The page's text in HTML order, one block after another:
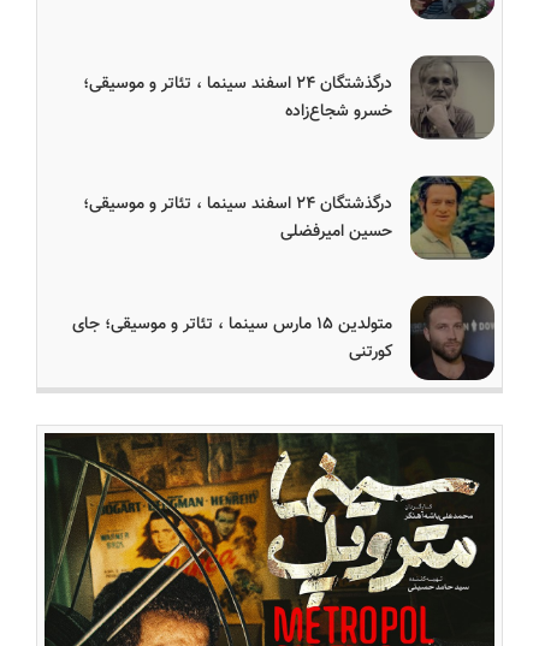
درگذشتگان ۲۴ اسفند سینما ، تئاتر و موسیقی؛
خسرو شجاع‌زاده
درگذشتگان ۲۴ اسفند سینما ، تئاتر و موسیقی؛
حسین امیرفضلی
متولدین ۱۵ مارس سینما ، تئاتر و موسیقی؛ جای
کورتنی